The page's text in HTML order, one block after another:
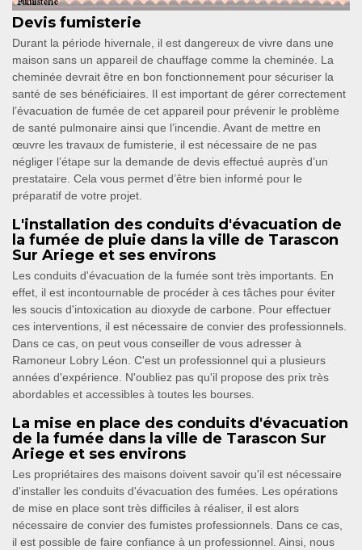
Devis fumisterie
Durant la période hivernale, il est dangereux de vivre dans une
maison sans un appareil de chauffage comme la cheminée. La
cheminée devrait être en bon fonctionnement pour sécuriser la
santé de ses bénéficiaires. Il est important de gérer correctement
l’évacuation de fumée de cet appareil pour prévenir le problème
de santé pulmonaire ainsi que l’incendie. Avant de mettre en
œuvre les travaux de fumisterie, il est nécessaire de ne pas
négliger l’étape sur la demande de devis effectué auprès d’un
prestataire. Cela vous permet d’être bien informé pour le
préparatif de votre projet.
L'installation des conduits d'évacuation de
la fumée de pluie dans la ville de Tarascon
Sur Ariege et ses environs
Les conduits d'évacuation de la fumée sont très importants. En
effet, il est incontournable de procéder à ces tâches pour éviter
les soucis d'intoxication au dioxyde de carbone. Pour effectuer
ces interventions, il est nécessaire de convier des professionnels.
Dans ce cas, on peut vous conseiller de vous adresser à
Ramoneur Lobry Léon. C'est un professionnel qui a plusieurs
années d'expérience. N'oubliez pas qu'il propose des prix très
abordables et accessibles à toutes les bourses.
La mise en place des conduits d'évacuation
de la fumée dans la ville de Tarascon Sur
Ariege et ses environs
Les propriétaires des maisons doivent savoir qu'il est nécessaire
d'installer les conduits d'évacuation des fumées. Les opérations
de mise en place sont très difficiles à réaliser, il est alors
nécessaire de convier des fumistes professionnels. Dans ce cas,
il est possible de faire confiance à un professionnel. Ainsi, nous